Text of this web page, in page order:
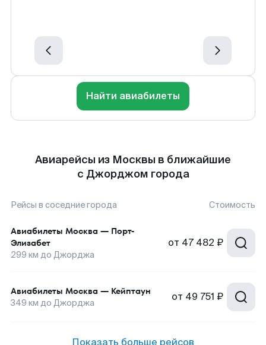
Найти авиабилеты
Авиарейсы из Москвы в ближайшие
с Джорджом города
Рейсы в соседние города Стоимость
Авиабилеты Москва — Порт-
Элизабет
299 км до Джорджа
от 47 482 ₽
Авиабилеты Москва — Кейптаун
349 км до Джорджа от 49 751 ₽
Показать больше рейсов